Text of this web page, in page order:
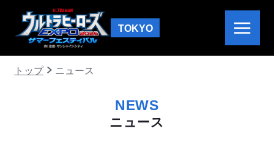
TOKYO
トップ ニュース
NEWS
ニュース